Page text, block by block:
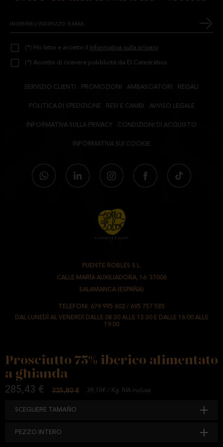
Prosciutto 75% iberico alimentato
a ghianda
285,43 € 335,80 € 39,10€ / Kg. IVA inclusa
SCEGLIERE TAMAÑO
PEZZO INTERO
(*) Ho letto e accetto il Informativa sulla privacy
(*) Accetto di ricevere pubblicità da El Catedrático
SERVIZIO CLIENTI PROMOZIONI AMBASCIATORI REGALI
POLITICA DI SPEDIZIONE RESI E CAMBI AVVISO LEGALE
INFORMATIVA SULLA PRIVACY CONDIZIONI DI ACQUISTO
INFORMATIVA SUI COOKIE
PUENTE ROBLES S.L.
CALLE MARÍA AUXILIADORA, 16. 37006
SALAMANCA (ESPAÑA)
TELEFONI. 679 995 602 / 695 757 585
DAL LUNEDÌ AL VENERDÌ DALLE 08:30 ALLE 13:30 E DALLE 16:00 ALLE
19:00